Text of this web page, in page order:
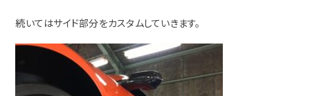
続いてはサイド部分をカスタムしていきます。